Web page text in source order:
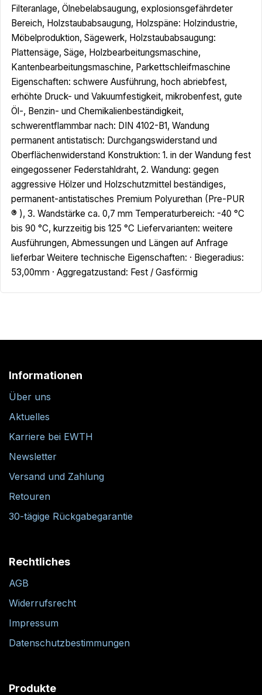
Filteranlage, Ölnebelabsaugung, explosionsgefährdeter
Bereich, Holzstaubabsaugung, Holzspäne: Holzindustrie,
Möbelproduktion, Sägewerk, Holzstaubabsaugung:
Plattensäge, Säge, Holzbearbeitungsmaschine,
Kantenbearbeitungsmaschine, Parkettschleifmaschine
Eigenschaften: schwere Ausführung, hoch abriebfest,
erhöhte Druck- und Vakuumfestigkeit, mikrobenfest, gute
Öl-, Benzin- und Chemikalienbeständigkeit,
schwerentflammbar nach: DIN 4102-B1, Wandung
permanent antistatisch: Durchgangswiderstand und
Oberflächenwiderstand Konstruktion: 1. in der Wandung fest
eingegossener Federstahldraht, 2. Wandung: gegen
aggressive Hölzer und Holzschutzmittel beständiges,
permanent-antistatisches Premium Polyurethan (Pre-PUR
® ), 3. Wandstärke ca. 0,7 mm Temperaturbereich: -40 °C
bis 90 °C, kurzzeitig bis 125 °C Liefervarianten: weitere
Ausführungen, Abmessungen und Längen auf Anfrage
lieferbar Weitere technische Eigenschaften: · Biegeradius:
53,00mm · Aggregatzustand: Fest / Gasförmig
Informationen
Über uns
Aktuelles
Karriere bei EWTH
Newsletter
Versand und Zahlung
Retouren
30-tägige Rückgabegarantie
Rechtliches
AGB
Widerrufsrecht
Impressum
Datenschutzbestimmungen
Produkte